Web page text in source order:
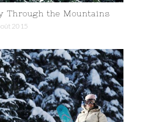
Through the Mountains
2015